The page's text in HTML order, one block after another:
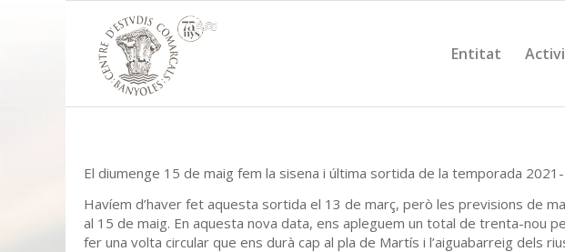
Entitat
El diumenge 15 de maig fem la sisena i última sortida de la temporada 2021-
Havíem d’haver fet aquesta sortida el 13 de març, però les previsions de
al 15 de maig. En aquesta nova data, ens apleguem un total de trenta-nou
fer una volta circular que ens durà cap al pla de Martís i l’aiguabarreig dels